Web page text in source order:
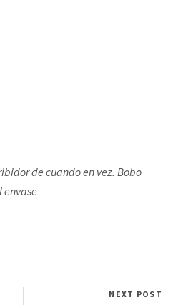
de cuando en vez. Bobo
envase
NEXT POST